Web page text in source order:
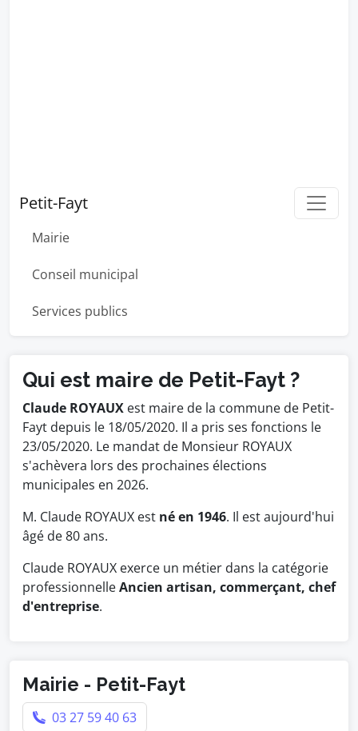
Petit-Fayt
Mairie
Conseil municipal
Services publics
Qui est maire de Petit-Fayt ?
Claude ROYAUX est maire de la commune de Petit-
Fayt depuis le 18/05/2020. Il a pris ses fonctions le
23/05/2020. Le mandat de Monsieur ROYAUX
s'achèvera lors des prochaines élections
municipales en 2026.
M. Claude ROYAUX est né en 1946. Il est aujourd'hui
âgé de 80 ans.
Claude ROYAUX exerce un métier dans la catégorie
professionnelleAncien artisan, commerçant, chef
d'entreprise.
Mairie - Petit-Fayt
03 27 59 40 63